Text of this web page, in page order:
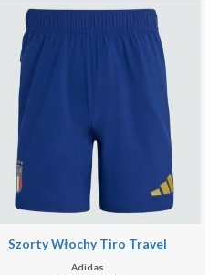
Szorty Włochy Tiro Travel
Adidas